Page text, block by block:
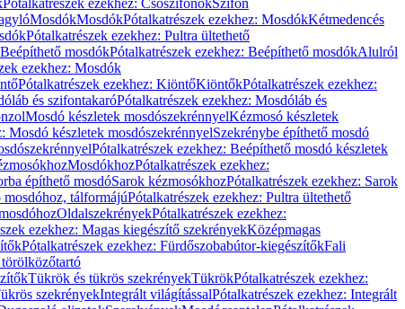
Pótalkatrészek ezekhez: CsőszifonokSzifon
MosdókMosdókPótalkatrészek ezekhez: MosdókKétmedencés
Pótalkatrészek ezekhez: Pultra ültethető
Beépíthető mosdókPótalkatrészek ezekhez: Beépíthető mosdókAlulról
ezekhez: Mosdók
Pótalkatrészek ezekhez: KiöntőKiöntőkPótalkatrészek ezekhez:
és szifontakaróPótalkatrészek ezekhez: Mosdóláb és
Mosdó készletek mosdószekrénnyelKézmosó készletek
Mosdó készletek mosdószekrénnyelSzekrénybe építhető mosdó
Pótalkatrészek ezekhez: Beépíthető mosdó készletek
MosdókhozPótalkatrészek ezekhez:
építhető mosdóSarok kézmosókhozPótalkatrészek ezekhez: Sarok
mosdóhoz, tálformájúPótalkatrészek ezekhez: Pultra ültethető
OldalszekrényekPótalkatrészek ezekhez:
ezekhez: Magas kiegészítő szekrényekKözépmagas
Pótalkatrészek ezekhez: Fürdőszobabútor-kiegészítőkFali
Tükrök és tükrös szekrényekTükrökPótalkatrészek ezekhez:
szekrényekIntegrált világítássalPótalkatrészek ezekhez: Integrált